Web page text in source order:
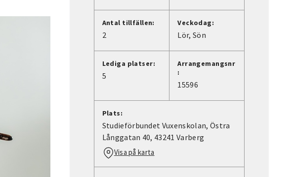
Antal tillfällen:
2
Veckodag:
Lör Sön
Lediga platser:
5
Arrangemangsnr
:
15596
Plats:
Studieförbundet Vuxenskolan, Östra
Långgatan 40, 43241 Varberg
Visa på karta